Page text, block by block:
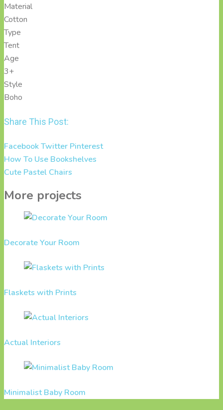
Material
Cotton
Type
Tent
Age
3+
Style
Boho
Share This Post:
FacebookTwitter Pinterest
How To Use Bookshelves
Cute Pastel Chairs
More projects
Decorate Your Room
Flaskets with Prints
Actual Interiors
Minimalist Baby Room